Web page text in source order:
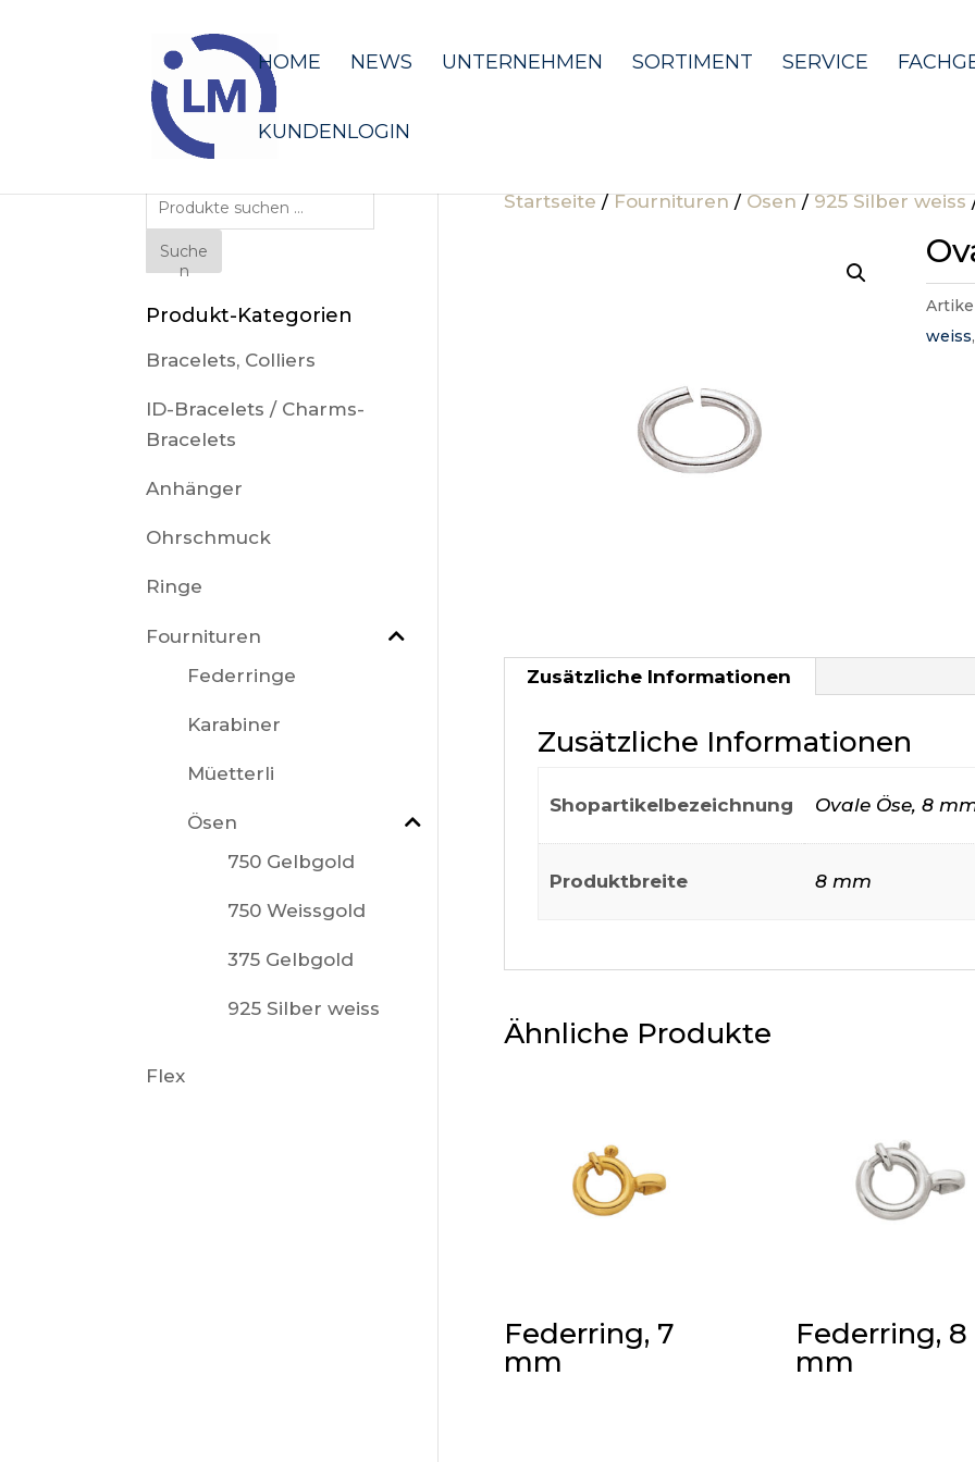
HOME NEWS UNTERNEHMEN SORTIMENT SERVICE
KUNDENLOGIN
Startseite/Fournituren/Ösen/925 Silber weiss
weiss
Zusätzliche Informationen
Zusätzliche Informationen
Shopartikelbezeichnung Ovale Öse, 8
Produktbreite 8 mm
Ähnliche Produkte
Federring, 7
mm
Federring, 8
mm
Suche
nach:
Suche
n
Produkt-Kategorien
Bracelets, Colliers
ID-Bracelets / Charms-
Bracelets
Anhänger
Ohrschmuck
Ringe
Fournituren
Federringe
Karabiner
Müetterli
Ösen
750 Gelbgold
750 Weissgold
375 Gelbgold
925 Silber weiss
Flex